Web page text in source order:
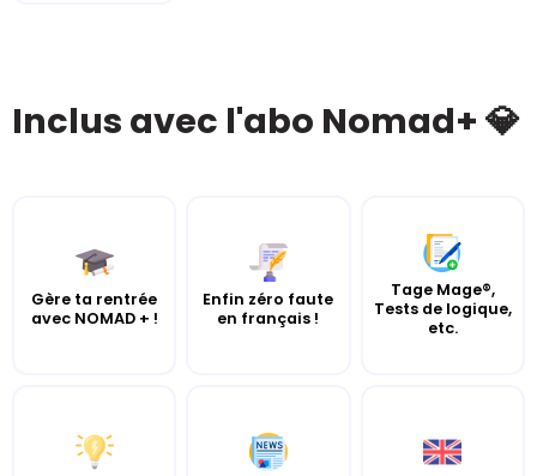
Inclus avec l'abo Nomad+ 💎
Gère ta rentrée
avec NOMAD + !
Enfin zéro faute
en français !
Tage Mage®,
Tests de logique,
etc.